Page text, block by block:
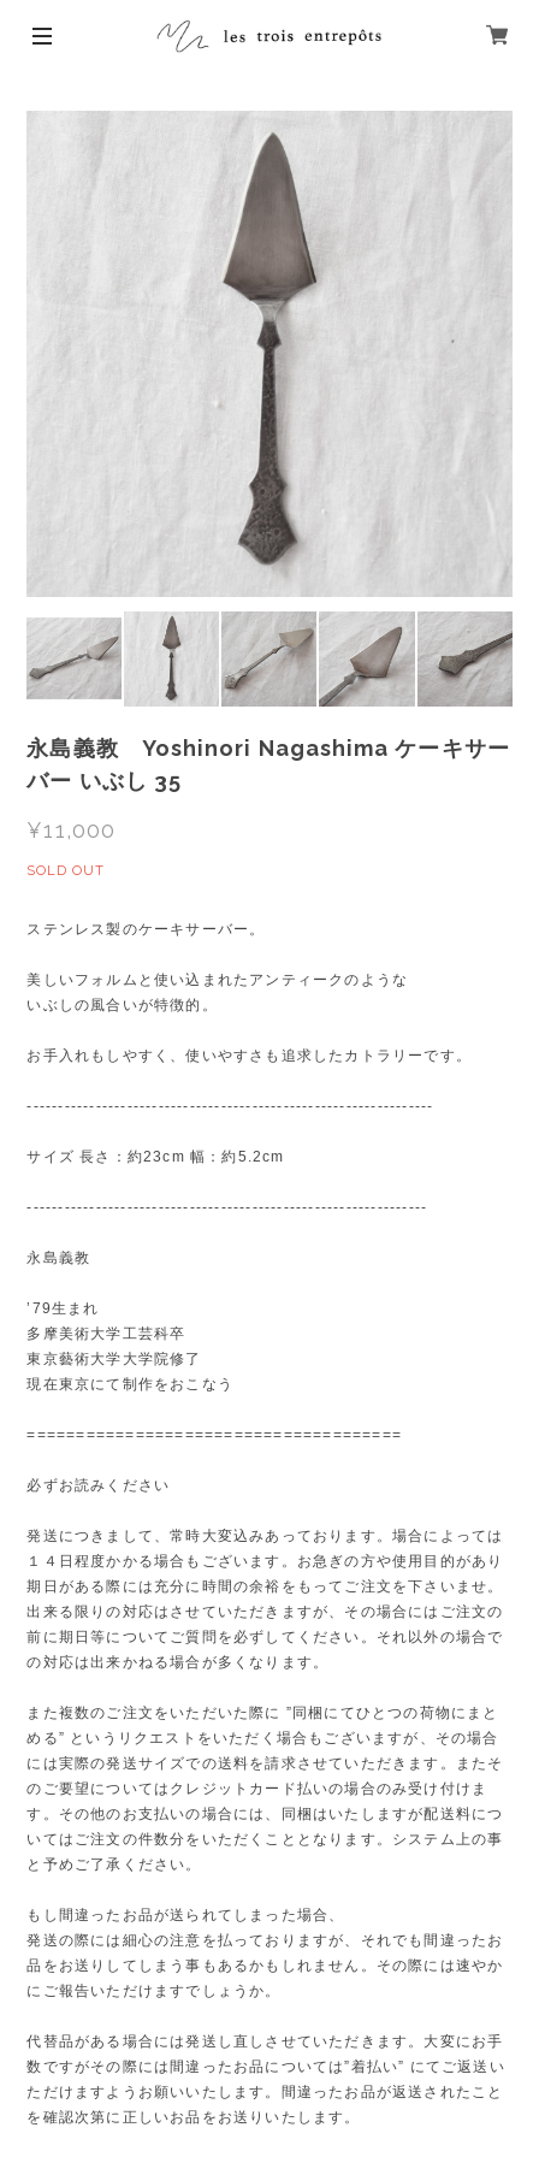
永島義教 Yoshinori Nagashima ケーキサー
バー いぶし 35
¥11,000
SOLD OUT
ステンレス製のケーキサーバー。
美しいフォルムと使い込まれたアンティークのような
いぶしの風合いが特徴的。
お手入れもしやすく、使いやすさも追求したカトラリーです。
-----------------------------------------------------------------
サイズ 長さ：約23cm 幅：約5.2cm
----------------------------------------------------------------
永島義教
’79生まれ
多摩美術大学工芸科卒
東京藝術大学大学院修了
現在東京にて制作をおこなう
======================================
必ずお読みください
発送につきまして、常時大変込みあっております。場合によっては
１４日程度かかる場合もございます。お急ぎの方や使用目的があり
期日がある際には充分に時間の余裕をもってご注文を下さいませ。
出来る限りの対応はさせていただきますが、その場合にはご注文の
前に期日等についてご質問を必ずしてください。それ以外の場合で
の対応は出来かねる場合が多くなります。
また複数のご注文をいただいた際に ”同梱にてひとつの荷物にまと
める” というリクエストをいただく場合もございますが、その場合
には実際の発送サイズでの送料を請求させていただきます。またそ
のご要望についてはクレジットカード払いの場合のみ受け付けま
す。その他のお支払いの場合には、同梱はいたしますが配送料につ
いてはご注文の件数分をいただくこととなります。システム上の事
と予めご了承ください。
もし間違ったお品が送られてしまった場合、
発送の際には細心の注意を払っておりますが、それでも間違ったお
品をお送りしてしまう事もあるかもしれません。その際には速やか
にご報告いただけますでしょうか。
代替品がある場合には発送し直しさせていただきます。大変にお手
数ですがその際には間違ったお品については”着払い” にてご返送い
ただけますようお願いいたします。間違ったお品が返送されたこと
を確認次第に正しいお品をお送りいたします。